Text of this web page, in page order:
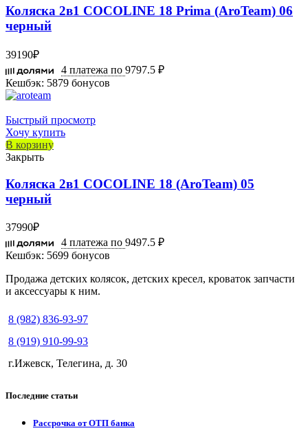
Коляска 2в1 COCOLINE 18 Prima (AroTeam) 06
черный
39190₽
4 платежа по 9797.5 ₽
Кешбэк: 5879 бонусов
Быстрый просмотр
Хочу купить
В корзину
Закрыть
Коляска 2в1 COCOLINE 18 (AroTeam) 05
черный
37990₽
4 платежа по 9497.5 ₽
Кешбэк: 5699 бонусов
Продажа детских колясок, детских кресел, кроваток запчасти
и аксессуары к ним.
8 (982) 836-93-97
8 (919) 910-99-93
г.Ижевск, Телегина, д. 30
Последние статьи
Рассрочка от ОТП банка